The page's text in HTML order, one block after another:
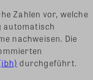
Zahlen vor, welche
automatisch
nachweisen. Die
durchgeführt.